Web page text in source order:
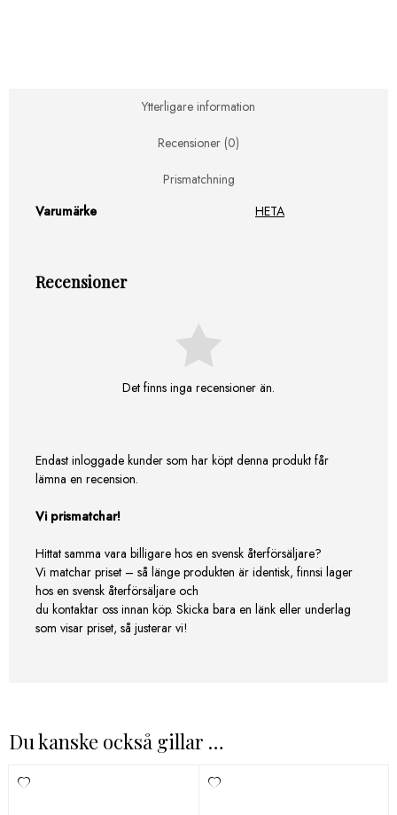
Ytterligare information
Recensioner (0)
Prismatchning
Varumärke
HETA
Recensioner
Det finns inga recensioner än.
Endast inloggade kunder som har köpt denna produkt får
lämna en recension.
Vi prismatchar!
Hittat samma vara billigare hos en svensk återförsäljare?
Vi matchar priset – så länge produkten är identisk, finnsi lager
hos en svensk återförsäljare och
du kontaktar oss innan köp. Skicka bara en länk eller underlag
som visar priset, så justerar vi!
Du kanske också gillar …